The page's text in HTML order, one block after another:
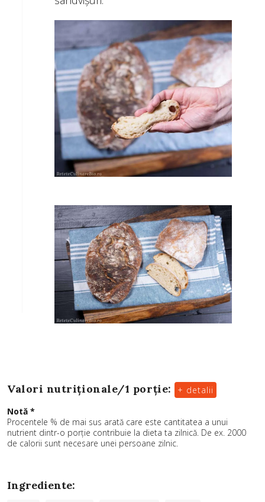
Valori nutriționale/1 porție:
+ detalii
Notă *
Procentele % de mai sus arată care este cantitatea a unui
nutrient dintr-o porție contribuie la dieta ta zilnică. De ex. 2000
de calorii sunt necesare unei persoane zilnic.
Ingrediente: